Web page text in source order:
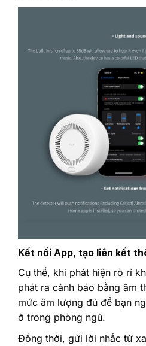
Kết nối App, tạo liên kết
Cụ thể, khi phát hiện rò rỉ
phát ra cảnh báo bằng âm
mức âm lượng đủ để bạn
ở trong phòng ngủ.
Đồng thời, gửi lời nhắc từ